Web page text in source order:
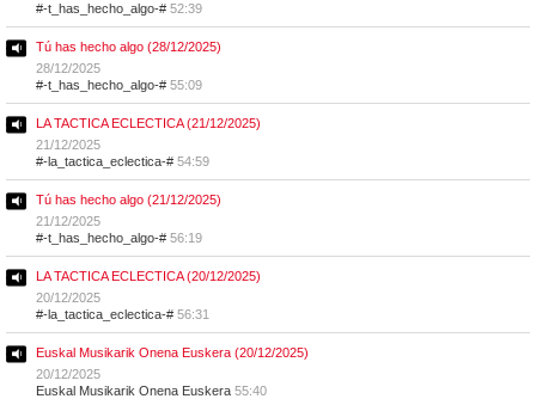
#-t_has_hecho_algo-# 52:39
Tú has hecho algo (28/12/2025)
28/12/2025
#-t_has_hecho_algo-# 55:09
LA TACTICA ECLECTICA (21/12/2025)
21/12/2025
#-la_tactica_eclectica-# 54:59
Tú has hecho algo (21/12/2025)
21/12/2025
#-t_has_hecho_algo-# 56:19
LA TACTICA ECLECTICA (20/12/2025)
20/12/2025
#-la_tactica_eclectica-# 56:31
Euskal Musikarik Onena Euskera (20/12/2025)
20/12/2025
Euskal Musikarik Onena Euskera 55:40